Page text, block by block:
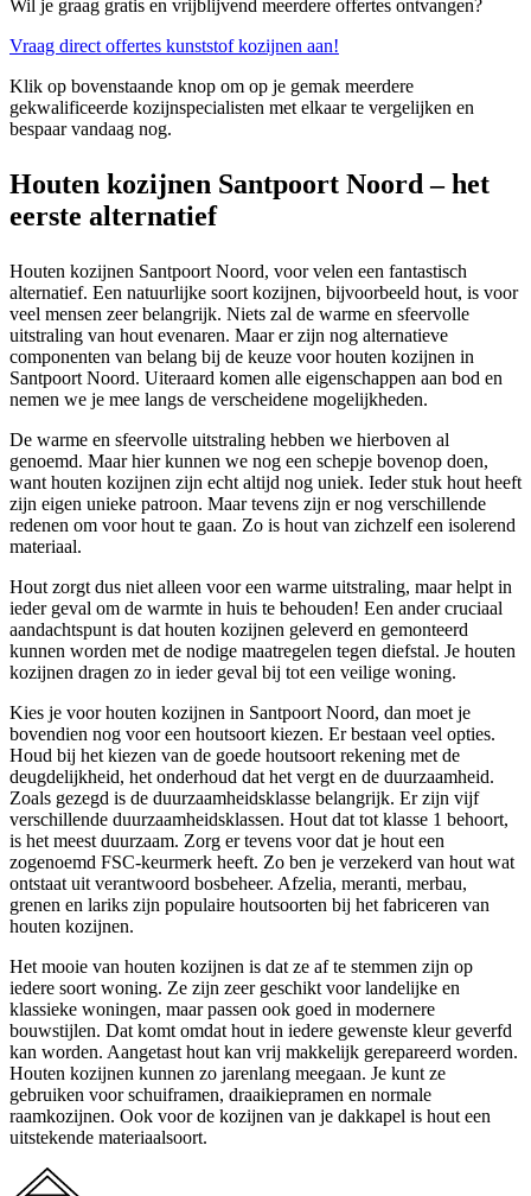
Wil je graag gratis en vrijblijvend meerdere offertes ontvangen?
Vraag direct offertes kunststof kozijnen aan!
Klik op bovenstaande knop om op je gemak meerdere
gekwalificeerde kozijnspecialisten met elkaar te vergelijken en
bespaar vandaag nog.
Houten kozijnen Santpoort Noord – het
eerste alternatief
Houten kozijnen Santpoort Noord, voor velen een fantastisch
alternatief. Een natuurlijke soort kozijnen, bijvoorbeeld hout, is voor
veel mensen zeer belangrijk. Niets zal de warme en sfeervolle
uitstraling van hout evenaren. Maar er zijn nog alternatieve
componenten van belang bij de keuze voor houten kozijnen in
Santpoort Noord. Uiteraard komen alle eigenschappen aan bod en
nemen we je mee langs de verscheidene mogelijkheden.
De warme en sfeervolle uitstraling hebben we hierboven al
genoemd. Maar hier kunnen we nog een schepje bovenop doen,
want houten kozijnen zijn echt altijd nog uniek. Ieder stuk hout heeft
zijn eigen unieke patroon. Maar tevens zijn er nog verschillende
redenen om voor hout te gaan. Zo is hout van zichzelf een isolerend
materiaal.
Hout zorgt dus niet alleen voor een warme uitstraling, maar helpt in
ieder geval om de warmte in huis te behouden! Een ander cruciaal
aandachtspunt is dat houten kozijnen geleverd en gemonteerd
kunnen worden met de nodige maatregelen tegen diefstal. Je houten
kozijnen dragen zo in ieder geval bij tot een veilige woning.
Kies je voor houten kozijnen in Santpoort Noord, dan moet je
bovendien nog voor een houtsoort kiezen. Er bestaan veel opties.
Houd bij het kiezen van de goede houtsoort rekening met de
deugdelijkheid, het onderhoud dat het vergt en de duurzaamheid.
Zoals gezegd is de duurzaamheidsklasse belangrijk. Er zijn vijf
verschillende duurzaamheidsklassen. Hout dat tot klasse 1 behoort,
is het meest duurzaam. Zorg er tevens voor dat je hout een
zogenoemd FSC-keurmerk heeft. Zo ben je verzekerd van hout wat
ontstaat uit verantwoord bosbeheer. Afzelia, meranti, merbau,
grenen en lariks zijn populaire houtsoorten bij het fabriceren van
houten kozijnen.
Het mooie van houten kozijnen is dat ze af te stemmen zijn op
iedere soort woning. Ze zijn zeer geschikt voor landelijke en
klassieke woningen, maar passen ook goed in modernere
bouwstijlen. Dat komt omdat hout in iedere gewenste kleur geverfd
kan worden. Aangetast hout kan vrij makkelijk gerepareerd worden.
Houten kozijnen kunnen zo jarenlang meegaan. Je kunt ze
gebruiken voor schuiframen, draaikiepramen en normale
raamkozijnen. Ook voor de kozijnen van je dakkapel is hout een
uitstekende materiaalsoort.